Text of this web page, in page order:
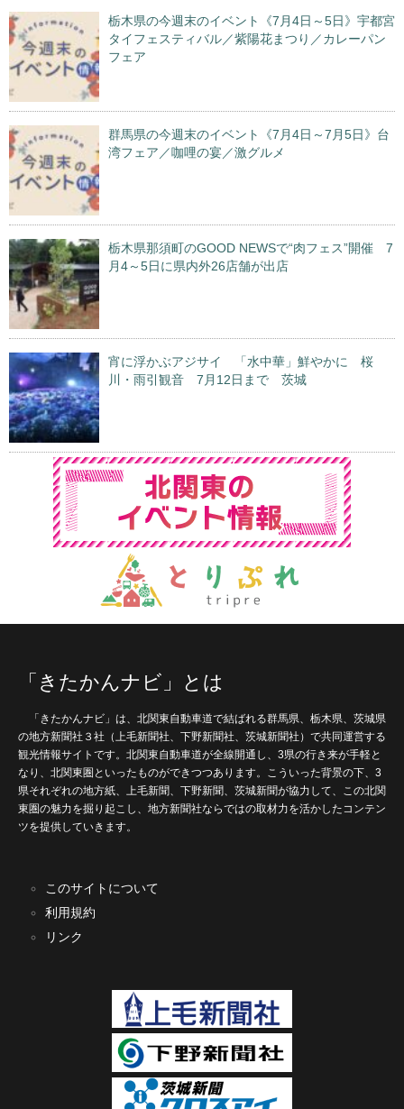
栃木県の今週末のイベント《7月4日～5日》宇都宮
タイフェスティバル／紫陽花まつり／カレーパン
フェア
群馬県の今週末のイベント《7月4日～7月5日》台
湾フェア／咖哩の宴／激グルメ
栃木県那須町のGOOD NEWSで“肉フェス”開催 7
月4～5日に県内外26店舗が出店
宵に浮かぶアジサイ 「水中華」鮮やかに 桜
川・雨引観音 7月12日まで 茨城
「きたかんナビ」とは
「きたかんナビ」は、北関東自動車道で結ばれる群馬県、栃木県、茨城県
の地方新聞社３社（上毛新聞社、下野新聞社、茨城新聞社）で共同運営する
観光情報サイトです。北関東自動車道が全線開通し、3県の行き来が手軽と
なり、北関東圏といったものができつつあります。こういった背景の下、3
県それぞれの地方紙、上毛新聞、下野新聞、茨城新聞が協力して、この北関
東圏の魅力を掘り起こし、地方新聞社ならではの取材力を活かしたコンテン
ツを提供していきます。
このサイトについて
利用規約
リンク